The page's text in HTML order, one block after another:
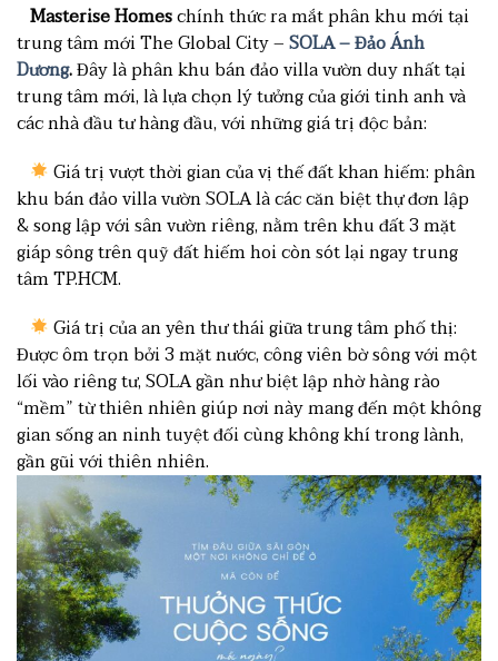
Masterise Homeschính thức ra mắt phân khu mới tại
trung tâm mới The Global City –SOLA – Đảo Ánh
Dương.Đây là phân khu bán đảo villa vườn duy nhất tại
trung tâm mới, là lựa chọn lý tưởng của giới tinh anh và
các nhà đầu tư hàng đầu, với những giá trị độc bản:
Giá trị vượt thời gian của vị thế đất khan hiếm: phân
khu bán đảo villa vườn SOLA là các căn biệt thự đơn lập
& song lập với sân vườn riêng, nằm trên khu đất 3 mặt
giáp sông trên quỹ đất hiếm hoi còn sót lại ngay trung
tâm TP.HCM.
Giá trị của an yên thư thái giữa trung tâm phố thị:
Được ôm trọn bởi 3 mặt nước, công viên bờ sông với một
lối vào riêng tư, SOLA gần như biệt lập nhờ hàng rào
“mềm” từ thiên nhiên giúp nơi này mang đến một không
gian sống an ninh tuyệt đối cùng không khí trong lành,
gần gũi với thiên nhiên.